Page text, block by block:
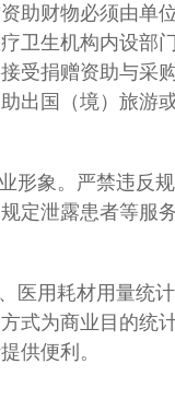
助财物必须由单
卫生机构内设部
受捐赠资助与采
出国（境）旅游
形象。严禁违反
定泄露患者等服
医用耗材用量统
式为商业目的统
供便利。